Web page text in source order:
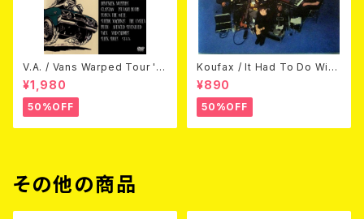
V.A. / Vans Warped Tour '0
3 (DVD)
¥1,980
50%OFF
Koufax / It Had To Do With
Love (CD)
¥890
50%OFF
その他の商品